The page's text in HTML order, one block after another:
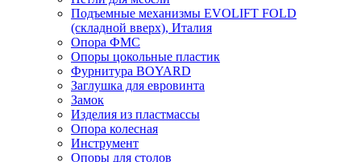
Подъемные механизмы EVOLIFT FOLD
(складной вверх), Италия
Опора ФМС
Опоры цокольные пластик
Фурнитура BOYARD
Заглушка для евровинта
Замок
Изделия из пластмассы
Опора колесная
Инструмент
Опоры для столов